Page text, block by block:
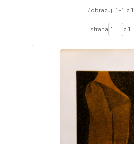
Zobrazuji 1-1 z 1
strana z 1